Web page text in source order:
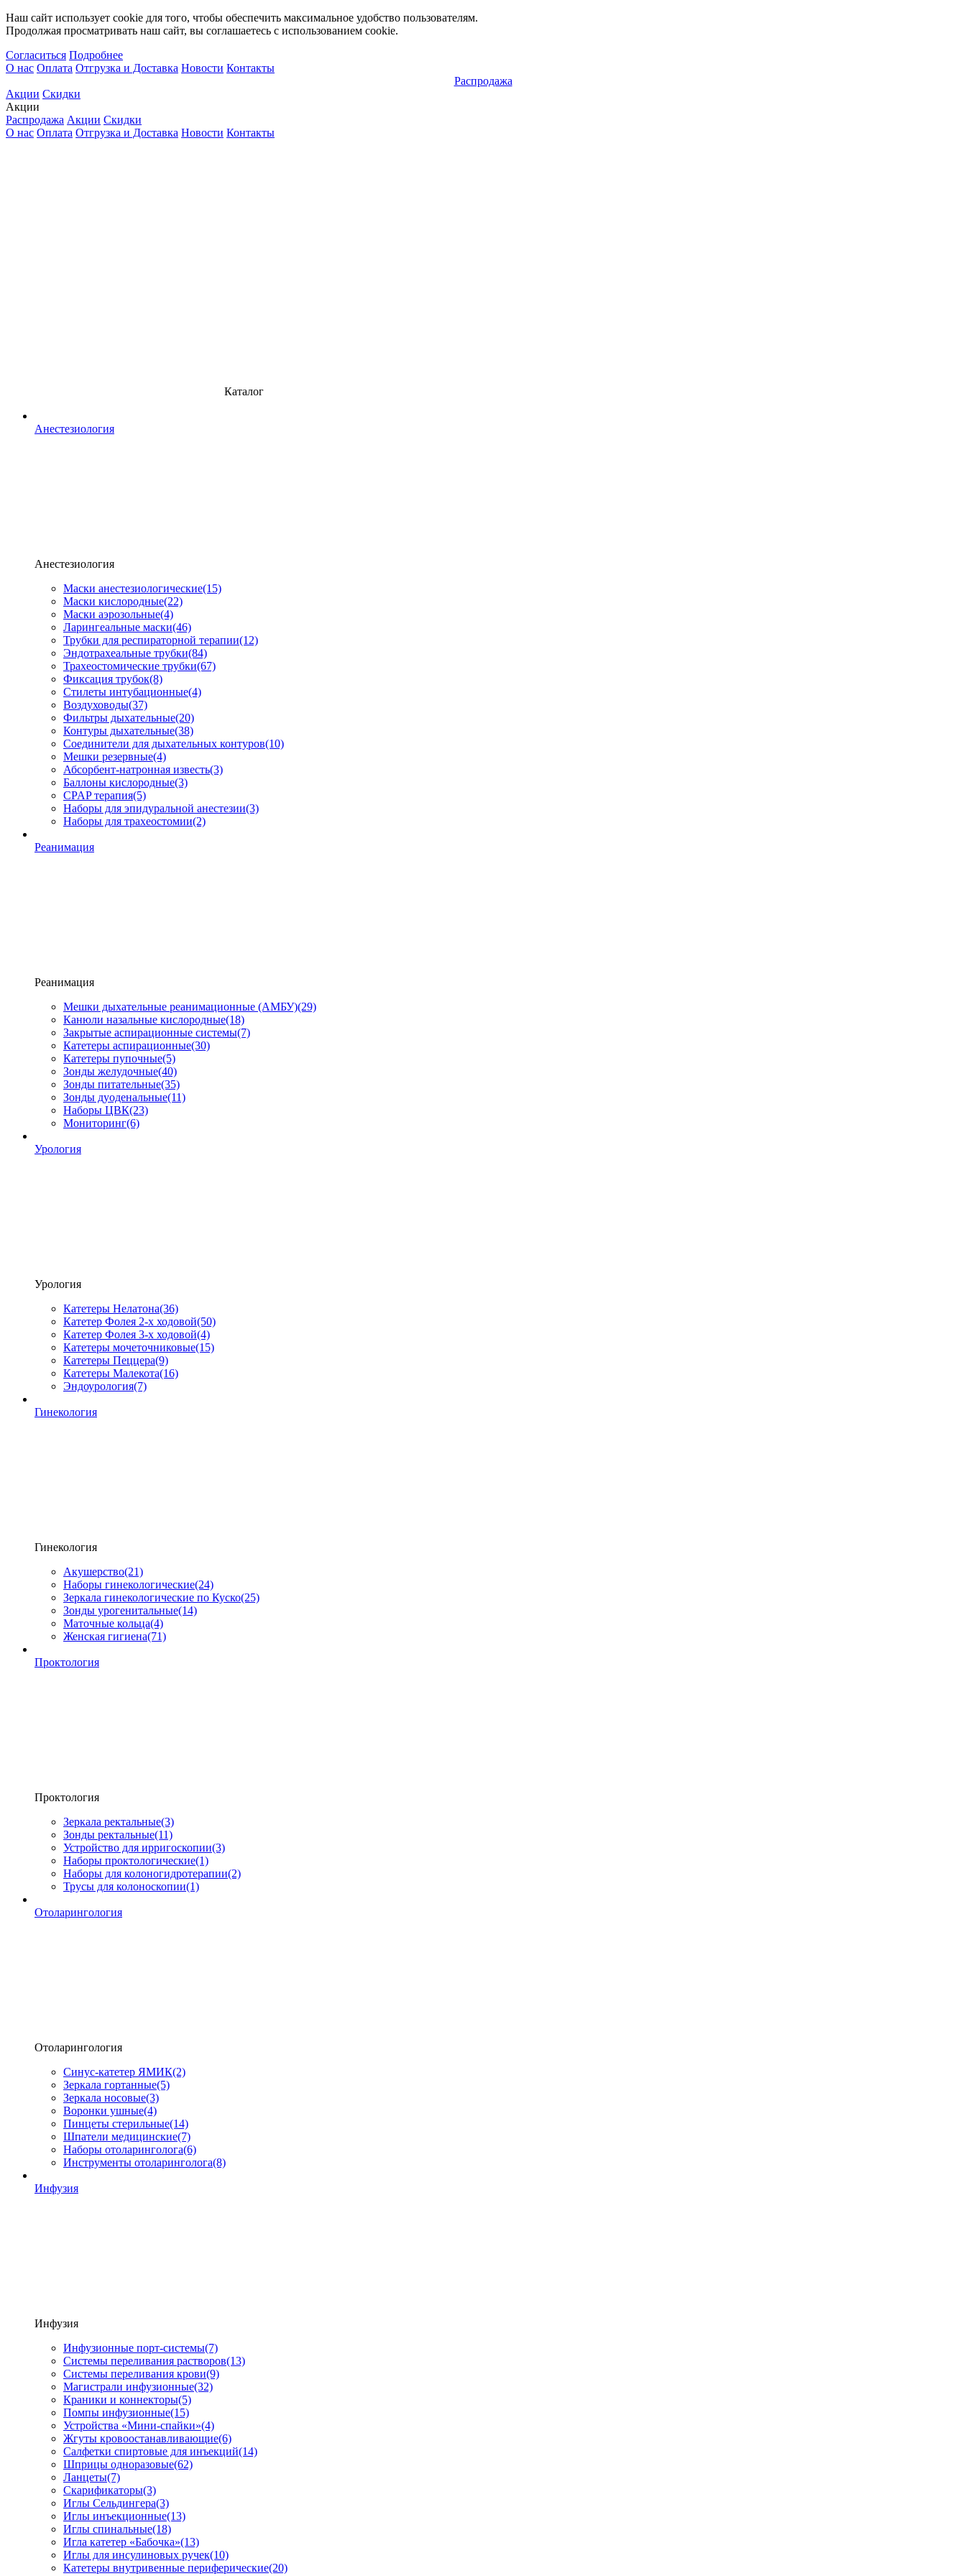
Наш сайт использует cookie для того, чтобы обеспечить максимальное удобство пользователям.
Продолжая просматривать наш сайт, вы соглашаетесь с использованием cookie.
Согласиться Подробнее
О нас Оплата Отгрузка и Доставка Новости Контакты
Распродажа
Акции Скидки
Акции
Распродажа Акции Скидки
О нас Оплата Отгрузка и Доставка Новости Контакты
Каталог
Анестезиология
Анестезиология
Маски анестезиологические(15)
Маски кислородные(22)
Маски аэрозольные(4)
Ларингеальные маски(46)
Трубки для респираторной терапии(12)
Эндотрахеальные трубки(84)
Трахеостомические трубки(67)
Фиксация трубок(8)
Стилеты интубационные(4)
Воздуховоды(37)
Фильтры дыхательные(20)
Контуры дыхательные(38)
Соединители для дыхательных контуров(10)
Мешки резервные(4)
Абсорбент-натронная известь(3)
Баллоны кислородные(3)
CPAP терапия(5)
Наборы для эпидуральной анестезии(3)
Наборы для трахеостомии(2)
Реанимация
Реанимация
Мешки дыхательные реанимационные (АМБУ)(29)
Канюли назальные кислородные(18)
Закрытые аспирационные системы(7)
Катетеры аспирационные(30)
Катетеры пупочные(5)
Зонды желудочные(40)
Зонды питательные(35)
Зонды дуоденальные(11)
Наборы ЦВК(23)
Мониторинг(6)
Урология
Урология
Катетеры Нелатона(36)
Катетер Фолея 2-х ходовой(50)
Катетер Фолея 3-х ходовой(4)
Катетеры мочеточниковые(15)
Катетеры Пеццера(9)
Катетеры Малекота(16)
Эндоурология(7)
Гинекология
Гинекология
Акушерство(21)
Наборы гинекологические(24)
Зеркала гинекологические по Куско(25)
Зонды урогенитальные(14)
Маточные кольца(4)
Женская гигиена(71)
Проктология
Проктология
Зеркала ректальные(3)
Зонды ректальные(11)
Устройство для ирригоскопии(3)
Наборы проктологические(1)
Наборы для колоногидротерапии(2)
Трусы для колоноскопии(1)
Отоларингология
Отоларингология
Синус-катетер ЯМИК(2)
Зеркала гортанные(5)
Зеркала носовые(3)
Воронки ушные(4)
Пинцеты стерильные(14)
Шпатели медицинские(7)
Наборы отоларинголога(6)
Инструменты отоларинголога(8)
Инфузия
Инфузия
Инфузионные порт-системы(7)
Системы переливания растворов(13)
Системы переливания крови(9)
Магистрали инфузионные(32)
Краники и коннекторы(5)
Помпы инфузионные(15)
Устройства «Мини-спайки»(4)
Жгуты кровоостанавливающие(6)
Салфетки спиртовые для инъекций(14)
Шприцы одноразовые(62)
Ланцеты(7)
Скарификаторы(3)
Иглы Сельдингера(3)
Иглы инъекционные(13)
Иглы спинальные(18)
Игла катетер «Бабочка»(13)
Иглы для инсулиновых ручек(10)
Катетеры внутривенные периферические(20)